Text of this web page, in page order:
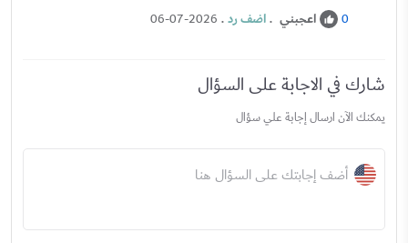
0 اعجبني .اضف رد.
06-07-2026
شارك في الاجابة على السؤال
يمكنك الآن ارسال إجابة علي سؤال
أضف إجابتك على السؤال هنا